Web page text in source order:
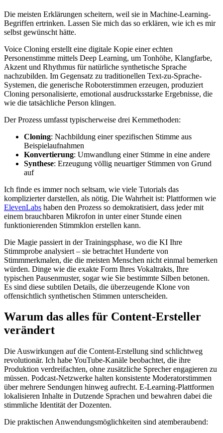
Die meisten Erklärungen scheitern, weil sie in Machine-Learning-
Begriffen ertrinken. Lassen Sie mich das so erklären, wie ich es mir
selbst gewünscht hätte.
Voice Cloning erstellt eine digitale Kopie einer echten
Personenstimme mittels Deep Learning, um Tonhöhe, Klangfarbe,
Akzent und Rhythmus für natürliche synthetische Sprache
nachzubilden. Im Gegensatz zu traditionellen Text-zu-Sprache-
Systemen, die generische Roboterstimmen erzeugen, produziert
Cloning personalisierte, emotional ausdrucksstarke Ergebnisse, die
wie die tatsächliche Person klingen.
Der Prozess umfasst typischerweise drei Kernmethoden:
Cloning: Nachbildung einer spezifischen Stimme aus
Beispielaufnahmen
Konvertierung: Umwandlung einer Stimme in eine andere
Synthese: Erzeugung völlig neuartiger Stimmen von Grund
auf
Ich finde es immer noch seltsam, wie viele Tutorials das
komplizierter darstellen, als nötig. Die Wahrheit ist: Plattformen wie
ElevenLabs haben den Prozess so demokratisiert, dass jeder mit
einem brauchbaren Mikrofon in unter einer Stunde einen
funktionierenden Stimmklon erstellen kann.
Die Magie passiert in der Trainingsphase, wo die KI Ihre
Stimmprobe analysiert – sie betrachtet Hunderte von
Stimmmerkmalen, die die meisten Menschen nicht einmal bemerken
würden. Dinge wie die exakte Form Ihres Vokaltrakts, Ihre
typischen Pausenmuster, sogar wie Sie bestimmte Silben betonen.
Es sind diese subtilen Details, die überzeugende Klone von
offensichtlich synthetischen Stimmen unterscheiden.
Warum das alles für Content-Ersteller
verändert
Die Auswirkungen auf die Content-Erstellung sind schlichtweg
revolutionär. Ich habe YouTube-Kanäle beobachtet, die ihre
Produktion verdreifachten, ohne zusätzliche Sprecher engagieren zu
müssen. Podcast-Netzwerke halten konsistente Moderatorstimmen
über mehrere Sendungen hinweg aufrecht. E-Learning-Plattformen
lokalisieren Inhalte in Dutzende Sprachen und bewahren dabei die
stimmliche Identität der Dozenten.
Die praktischen Anwendungsmöglichkeiten sind atemberaubend: